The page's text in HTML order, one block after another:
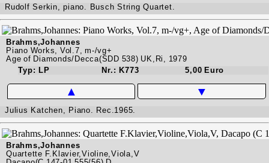
Rudolf Serkin, piano. Busch String Quartet.
Brahms,Johannes
Piano Works, Vol.7, m-/vg+
Age of Diamonds/Decca(SDD 538) UK,Ri, 1979
Typ: LP
Nr.: K773 5,00 Euro
▲ ▼
Julius Katchen, Piano. Rec.1965.
Brahms,Johannes
Quartette F.Klavier,Violine,Viola,V